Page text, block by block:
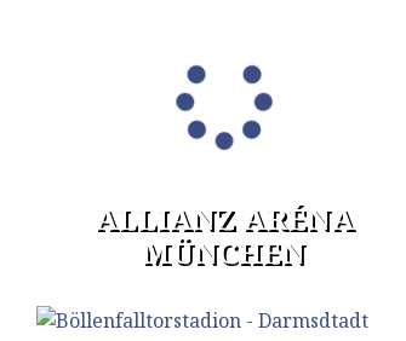
ALLIANZ ARÉNA
MÜNCHEN